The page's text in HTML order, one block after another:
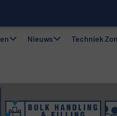
krachtneen weegsystemen:
Nieuws Techniek